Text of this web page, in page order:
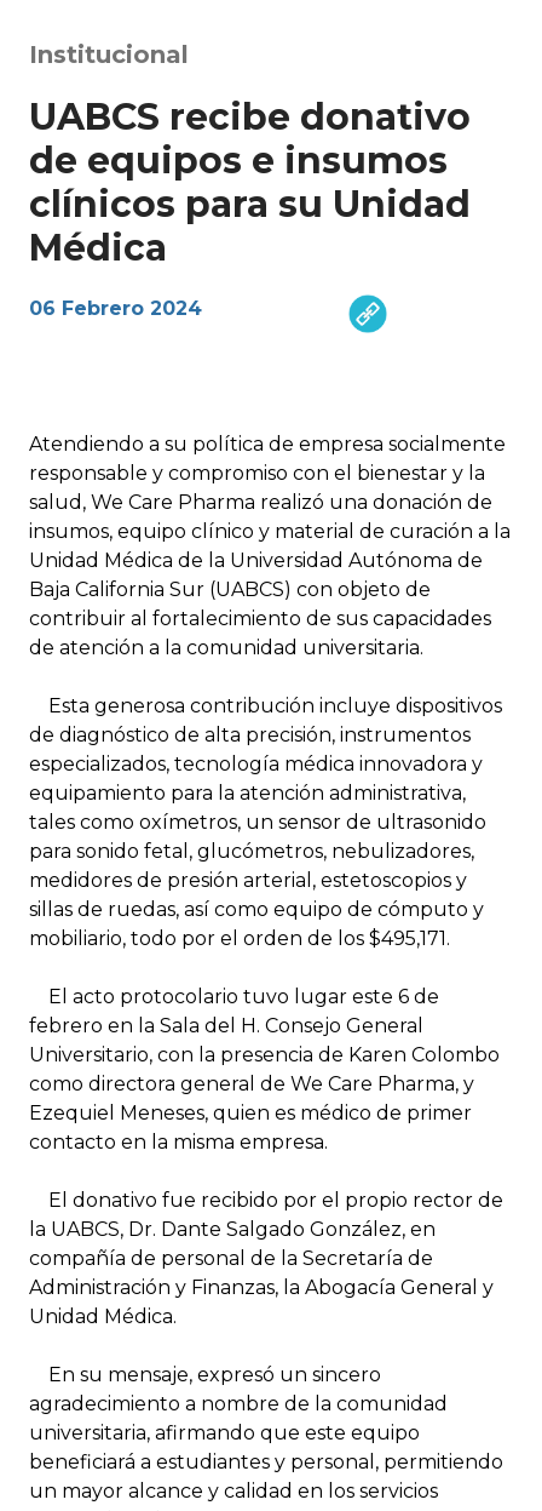
Institucional
UABCS recibe donativo
de equipos e insumos
clínicos para su Unidad
Médica
06 Febrero 2024
Atendiendo a su política de empresa socialmente
responsable y compromiso con el bienestar y la
salud, We Care Pharma realizó una donación de
insumos, equipo clínico y material de curación a la
Unidad Médica de la Universidad Autónoma de
Baja California Sur (UABCS) con objeto de
contribuir al fortalecimiento de sus capacidades
de atención a la comunidad universitaria.
Esta generosa contribución incluye dispositivos
de diagnóstico de alta precisión, instrumentos
especializados, tecnología médica innovadora y
equipamiento para la atención administrativa,
tales como oxímetros, un sensor de ultrasonido
para sonido fetal, glucómetros, nebulizadores,
medidores de presión arterial, estetoscopios y
sillas de ruedas, así como equipo de cómputo y
mobiliario, todo por el orden de los $495,171.
El acto protocolario tuvo lugar este 6 de
febrero en la Sala del H. Consejo General
Universitario, con la presencia de Karen Colombo
como directora general de We Care Pharma, y
Ezequiel Meneses, quien es médico de primer
contacto en la misma empresa.
El donativo fue recibido por el propio rector de
la UABCS, Dr. Dante Salgado González, en
compañía de personal de la Secretaría de
Administración y Finanzas, la Abogacía General y
Unidad Médica.
En su mensaje, expresó un sincero
agradecimiento a nombre de la comunidad
universitaria, afirmando que este equipo
beneficiará a estudiantes y personal, permitiendo
un mayor alcance y calidad en los servicios